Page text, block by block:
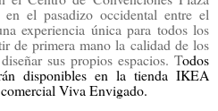
el pasadizo occidental entre el
experiencia única para todos los
de primera mano la calidad de los
sus propios espacios. Todos
disponibles en la tienda IKEA
Viva Envigado.